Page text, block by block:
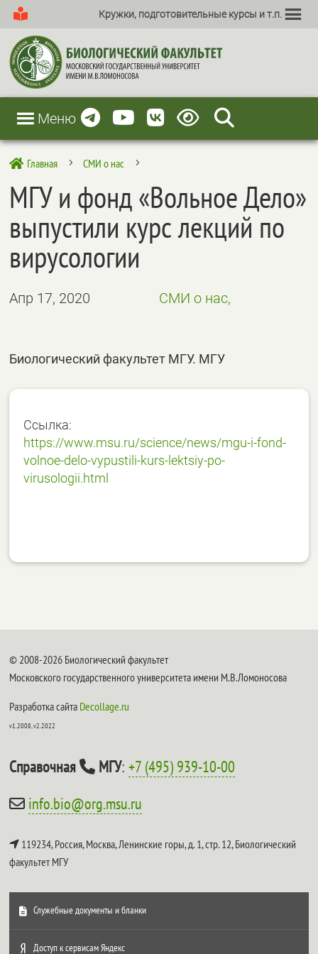
Кружки, подготовительные курсы и т.п.
Меню
 Главная 5 СМИ о нас 5
МГУ и фонд «Вольное Дело»
выпустили курс лекций по
вирусологии
Апр 17, 2020 СМИ о нас,
Биологический факультет МГУ. МГУ
Ссылка:
https://www.msu.ru/science/news/mgu-i-fond-
volnoe-delo-vypustili-kurs-lektsiy-po-
virusologii.html
© 2008-2026 Биологический факультет
Московского государственного университета имени М.В.Ломоносова
Разработка сайта Decollage.ru
v1.2008, v2.2022
Справочная МГУ:+7 (495) 939-10-00
info.bio@org.msu.ru
119234, Россия, Москва, Ленинские горы, д. 1, стр. 12,Биологический
факультет МГУ
Служебные документы и бланки
Доступ к сервисам Яндекс